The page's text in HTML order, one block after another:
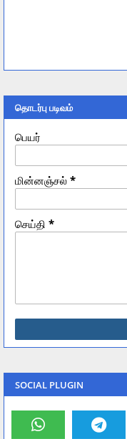
தொடர்பு படிவம்
பெயர்
மின்னஞ்சல் *
செய்தி *
SOCIAL PLUGIN